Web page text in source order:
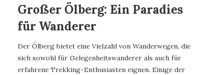
Großer Ölberg: Ein Paradies
für Wanderer
Der Ölberg bietet eine Vielzahl von Wanderwegen, die
sich sowohl für Gelegenheitswanderer als auch für
erfahrene Trekking-Enthusiasten eignen. Einige der